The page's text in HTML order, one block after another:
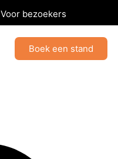
Voor bezoekers
Boek een stand